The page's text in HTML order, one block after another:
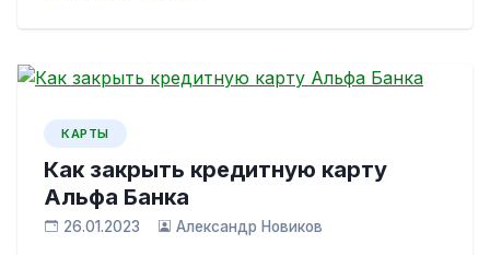
КАРТЫ
Как закрыть кредитную карту
Альфа Банка
26.01.2023 Александр Новиков